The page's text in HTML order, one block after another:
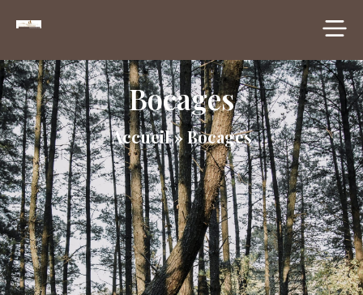
Bocages
Accueil»Bocages